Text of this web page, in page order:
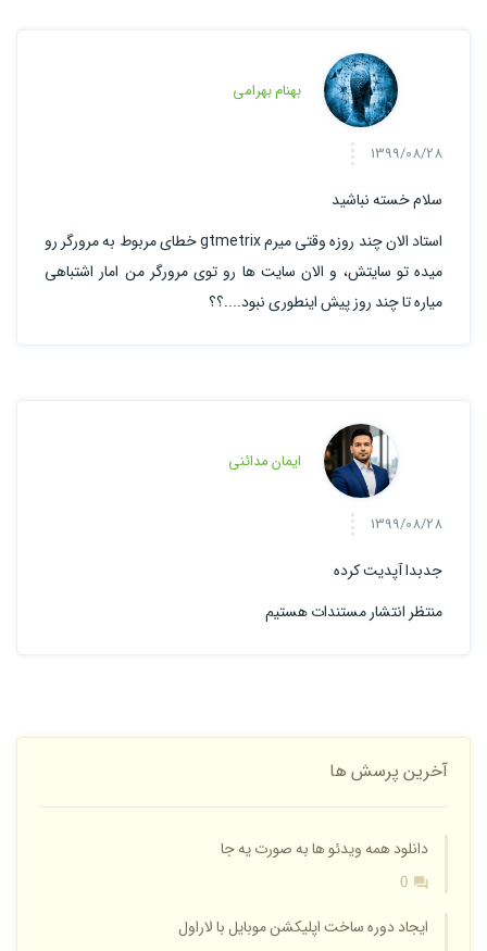
بهنام بهرامی
1399/08/28
سلام خسته نباشید
استاد الان چند روزه وقتی میرم gtmetrix خطای مربوط به مرورگر رو
میده تو سایتش، و الان سایت ها رو توی مرورگر من امار اشتباهی
میاره تا چند روز پیش اینطوری نبود....؟؟
ایمان مدائنی
1399/08/28
جدبدا آپدیت کرده
منتظر انتشار مستندات هستیم
آخرین پرسش ها
دانلود همه ویدئو ها به صورت یه جا
0
ایجاد دوره ساخت اپلیکشن موبایل با لاراول